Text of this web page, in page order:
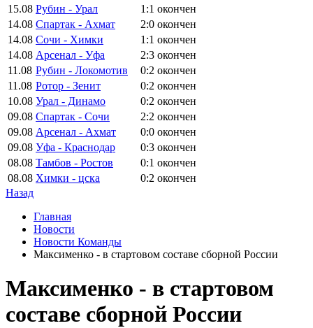
15.08 Рубин - Урал 1:1 окончен
14.08 Спартак - Ахмат 2:0 окончен
14.08 Сочи - Химки 1:1 окончен
14.08 Арсенал - Уфа 2:3 окончен
11.08 Рубин - Локомотив 0:2 окончен
11.08 Ротор - Зенит 0:2 окончен
10.08 Урал - Динамо 0:2 окончен
09.08 Спартак - Сочи 2:2 окончен
09.08 Арсенал - Ахмат 0:0 окончен
09.08 Уфа - Краснодар 0:3 окончен
08.08 Тамбов - Ростов 0:1 окончен
08.08 Химки - цска 0:2 окончен
Назад
Главная
Новости
Новости Команды
Максименко - в стартовом составе сборной России
Максименко - в стартовом
составе сборной России